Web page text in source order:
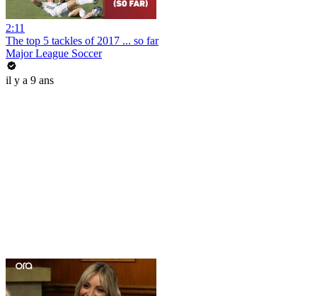
2:11
The top 5 tackles of 2017 ... so far
Major League Soccer
il y a 9 ans